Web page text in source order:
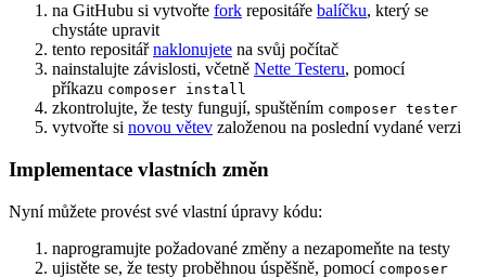
na GitHubu si vytvořte fork repositáře balíčku, který se
chystáte upravit
tento repositářnaklonujete na svůj počítač
nainstalujte závislosti, včetně Nette Testeru, pomocí
příkazu composer install
zkontrolujte, že testy fungují, spuštěním composer tester
vytvořte si novou větev založenou na poslední vydané verzi
Implementace vlastních změn
Nyní můžete provést své vlastní úpravy kódu:
naprogramujte požadované změny a nezapomeňte na testy
ujistěte se, že testy proběhnou úspěšně, pomocí composer